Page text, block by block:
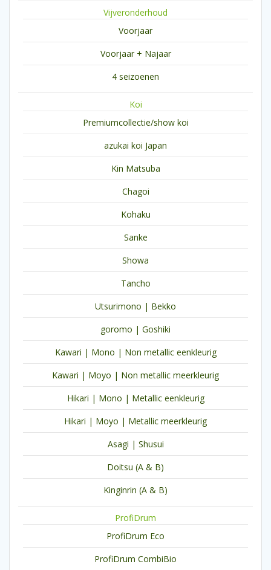
Vijveronderhoud
Voorjaar
Voorjaar + Najaar
4 seizoenen
Koi
Premiumcollectie/show koi
azukai koi Japan
Kin Matsuba
Chagoi
Kohaku
Sanke
Showa
Tancho
Utsurimono | Bekko
goromo | Goshiki
Kawari | Mono | Non metallic eenkleurig
Kawari | Moyo | Non metallic meerkleurig
Hikari | Mono | Metallic eenkleurig
Hikari | Moyo | Metallic meerkleurig
Asagi | Shusui
Doitsu (A & B)
Kinginrin (A & B)
ProfiDrum
ProfiDrum Eco
ProfiDrum CombiBio